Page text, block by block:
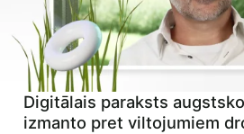
Digitālais paraksts
izmanto pret viltojumiem